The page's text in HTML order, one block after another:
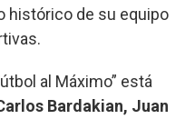
histórico de su equipo
al Máximo” está
Bardakian, Juan